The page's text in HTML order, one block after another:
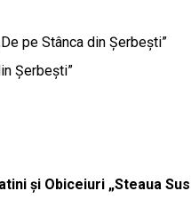
pe Stânca din Șerbești”
și Obiceiuri „Steaua